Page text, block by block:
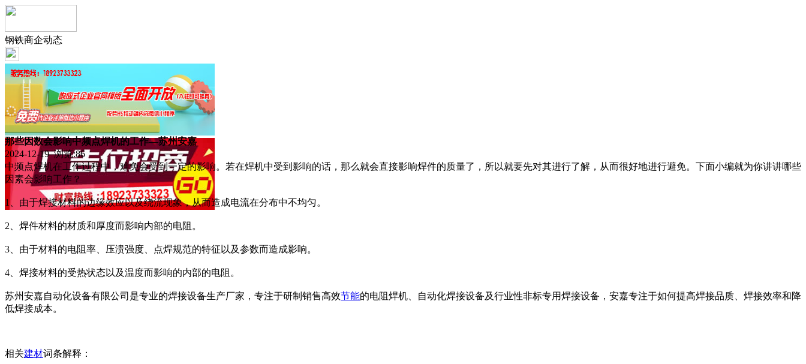
钢铁商企动态
那些因数会影响中频点焊机的工作—苏州安嘉
2024-12-19 浏览:86
中频点焊机在工作过程中，难免会受到一定的影响。若在焊机中受到影响的话，那么就会直接影响焊件的质量了，所以就要先对其进行了解，从而很好地进行避免。下面小编就为你讲讲哪些
因素会影响工作？
1、由于焊接材料的边缘效应以及绕流现象，从而造成电流在分布中不均匀。
2、焊件材料的材质和厚度而影响内部的电阻。
3、由于材料的电阻率、压溃强度、点焊规范的特征以及参数而造成影响。
4、焊接材料的受热状态以及温度而影响的内部的电阻。
苏州安嘉自动化设备有限公司是专业的焊接设备生产厂家，专注于研制销售高效节能的电阻焊机、自动化焊接设备及行业性非标专用焊接设备，安嘉专注于如何提高焊接品质、焊接效率和降
低焊接成本。
相关建材词条解释：